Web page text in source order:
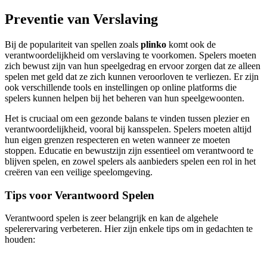
Preventie van Verslaving
Bij de populariteit van spellen zoals plinko komt ook de
verantwoordelijkheid om verslaving te voorkomen. Spelers moeten
zich bewust zijn van hun speelgedrag en ervoor zorgen dat ze alleen
spelen met geld dat ze zich kunnen veroorloven te verliezen. Er zijn
ook verschillende tools en instellingen op online platforms die
spelers kunnen helpen bij het beheren van hun speelgewoonten.
Het is cruciaal om een gezonde balans te vinden tussen plezier en
verantwoordelijkheid, vooral bij kansspelen. Spelers moeten altijd
hun eigen grenzen respecteren en weten wanneer ze moeten
stoppen. Educatie en bewustzijn zijn essentieel om verantwoord te
blijven spelen, en zowel spelers als aanbieders spelen een rol in het
creëren van een veilige speelomgeving.
Tips voor Verantwoord Spelen
Verantwoord spelen is zeer belangrijk en kan de algehele
spelerervaring verbeteren. Hier zijn enkele tips om in gedachten te
houden: